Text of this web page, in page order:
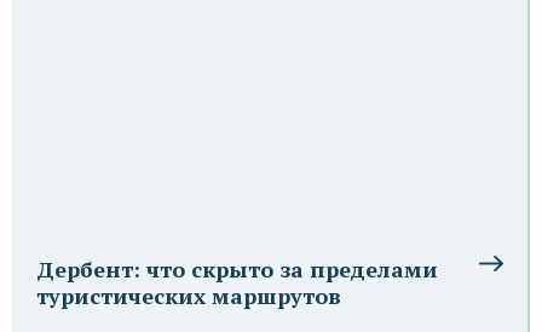
Дербент: что скрыто за пределами
туристических маршрутов